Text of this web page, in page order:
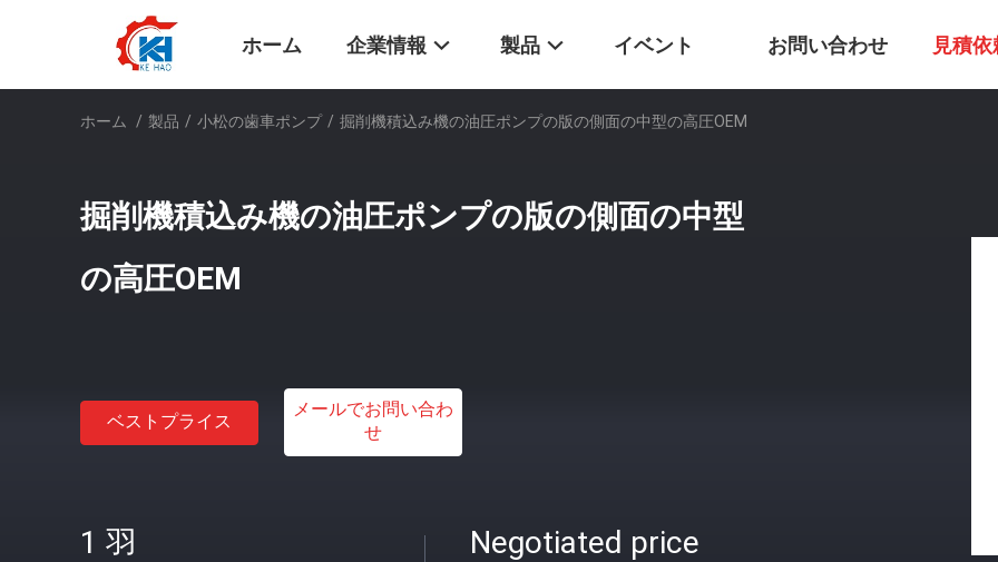
ホーム 企業情報 製品 イベント お問い合わせ 見積依
ホーム / 製品 / 小松の歯車ポンプ / 掘削機積込み機の油圧ポンプの版の側面の中型の高圧OEM
掘削機積込み機の油圧ポンプの版の側面の中型
の高圧OEM
ベストプライス
メールでお問い合わ
せ
1 羽 Negotiated price